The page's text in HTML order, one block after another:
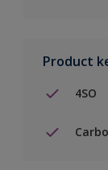
Product
4SO